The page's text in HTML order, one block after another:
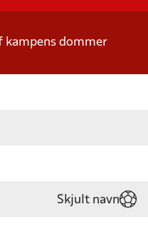
kampens dommer
Skjult navn